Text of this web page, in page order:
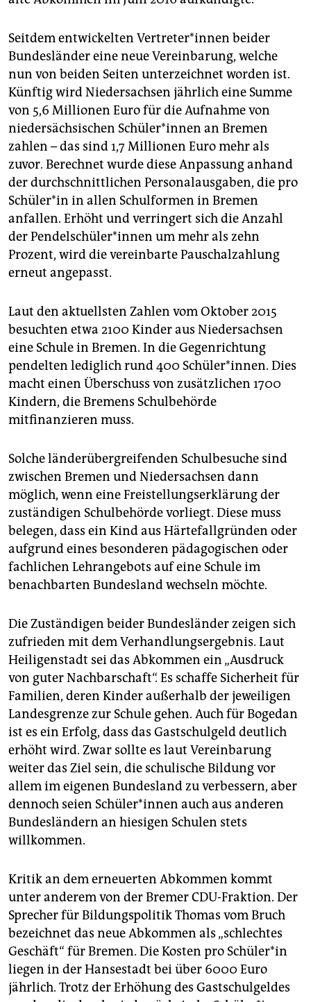
Seitdem entwickelten Vertreter*innen beider
Bundesländer eine neue Vereinbarung, welche
nun von beiden Seiten unterzeichnet worden ist.
Künftig wird Niedersachsen jährlich eine Summe
von 5,6 Millionen Euro für die Aufnahme von
niedersächsischen Schüler*innen an Bremen
zahlen – das sind 1,7 Millionen Euro mehr als
zuvor. Berechnet wurde diese Anpassung anhand
der durchschnittlichen Personalausgaben, die pro
Schüler*in in allen Schulformen in Bremen
anfallen. Erhöht und verringert sich die Anzahl
der Pendelschüler*innen um mehr als zehn
Prozent, wird die vereinbarte Pauschalzahlung
erneut angepasst.
Laut den aktuellsten Zahlen vom Oktober 2015
besuchten etwa 2100 Kinder aus Niedersachsen
eine Schule in Bremen. In die Gegenrichtung
pendelten lediglich rund 400 Schüler*innen. Dies
macht einen Überschuss von zusätzlichen 1700
Kindern, die Bremens Schulbehörde
mitfinanzieren muss.
Solche länderübergreifenden Schulbesuche sind
zwischen Bremen und Niedersachsen dann
möglich, wenn eine Freistellungserklärung der
zuständigen Schulbehörde vorliegt. Diese muss
belegen, dass ein Kind aus Härtefallgründen oder
aufgrund eines besonderen pädagogischen oder
fachlichen Lehrangebots auf eine Schule im
benachbarten Bundesland wechseln möchte.
Die Zuständigen beider Bundesländer zeigen sich
zufrieden mit dem Verhandlungsergebnis. Laut
Heiligenstadt sei das Abkommen ein „Ausdruck
von guter Nachbarschaft“. Es schaffe Sicherheit für
Familien, deren Kinder außerhalb der jeweiligen
Landesgrenze zur Schule gehen. Auch für Bogedan
ist es ein Erfolg, dass das Gastschulgeld deutlich
erhöht wird. Zwar sollte es laut Vereinbarung
weiter das Ziel sein, die schulische Bildung vor
allem im eigenen Bundesland zu verbessern, aber
dennoch seien Schüler*innen auch aus anderen
Bundesländern an hiesigen Schulen stets
willkommen.
Kritik an dem erneuerten Abkommen kommt
unter anderem von der Bremer CDU-Fraktion. Der
Sprecher für Bildungspolitik Thomas vom Bruch
bezeichnet das neue Abkommen als „schlechtes
Geschäft“ für Bremen. Die Kosten pro Schüler*in
liegen in der Hansestadt bei über 6000 Euro
jährlich. Trotz der Erhöhung des Gastschulgeldes